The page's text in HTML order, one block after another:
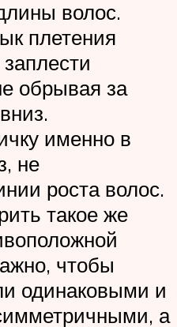
волос.
плетения
обрывая за
именно в
не
роста волос.
такое же
чтобы
одинаковыми и
а